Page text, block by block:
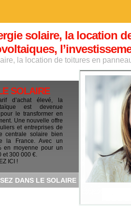
solaire, la location
la location de toitures en
SOLAIRE
d’achat élevé, la
est devenue
le transformer en
Une nouvelle offre
et entreprises de
centrale solaire bien
la France. Avec un
en moyenne pour un
et 300 000 €.
ICI !
DANS LE SOLAIRE